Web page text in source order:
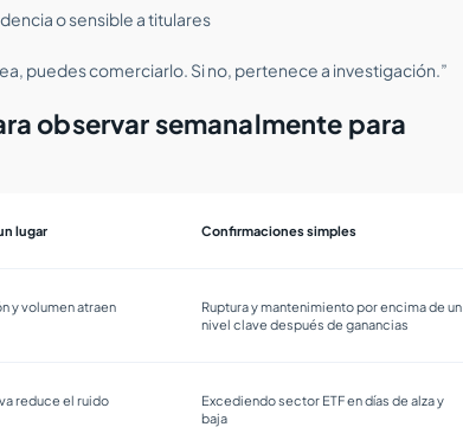
o sensible a titulares
puedes comerciarlo. Si no, pertenece a investigación.”
observar semanalmente para
lugar Confirmaciones simples
y volumen atraen
Ruptura y mantenimiento por encima de un
nivel clave después de ganancias
reduce el ruido
Excediendo sector ETF en días de alza y
baja